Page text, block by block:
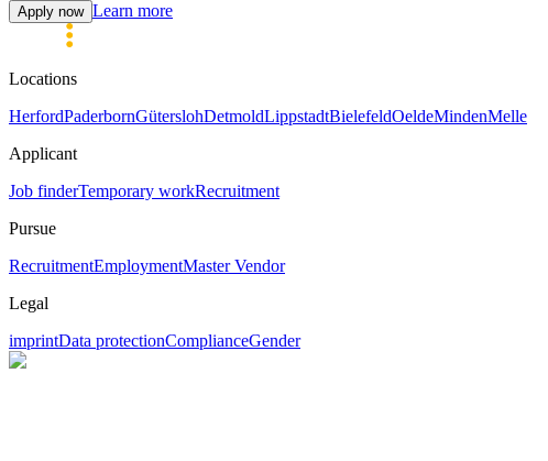
Apply now Learn more
Locations
HerfordPaderbornGüterslohDetmoldLippstadtBielefeldOeldeMindenMelle
Applicant
Job finderTemporary workRecruitment
Pursue
RecruitmentEmploymentMaster Vendor
Legal
imprintData protectionComplianceGender